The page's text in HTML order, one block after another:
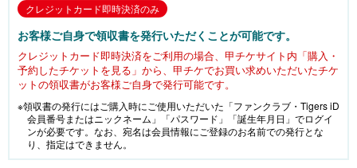
クレジットカード即時決済のみ
お客様ご自身で領収書を発行いただくことが可能です。
クレジットカード即時決済をご利用の場合、甲チケサイト内「購入・
予約したチケットを見る」から、甲チケでお買い求めいただいたチケ
ットの領収書がお客様ご自身で発行可能です。
※領収書の発行にはご購入時にご使用いただいた「ファンクラブ・Tigers iD
会員番号またはニックネーム」「パスワード」「誕生年月日」でログイ
ンが必要です。なお、宛名は会員情報にご登録のお名前での発行とな
り、指定はできません。